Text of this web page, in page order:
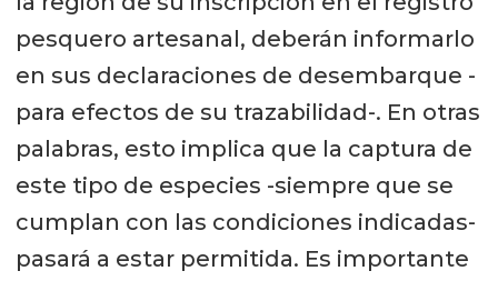
pesquero artesanal, deberán informarlo
en sus declaraciones de desembarque -
para efectos de su trazabilidad-. En otras
palabras, esto implica que la captura de
este tipo de especies -siempre que se
cumplan con las condiciones indicadas-
pasará a estar permitida. Es importante